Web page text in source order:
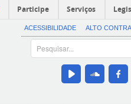
Participe Serviços
ACESSIBILIDADE ALTO